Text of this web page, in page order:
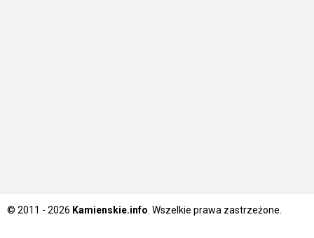
© 2011 - 2026 Kamienskie.info . Wszelkie prawa zastrzeżone.